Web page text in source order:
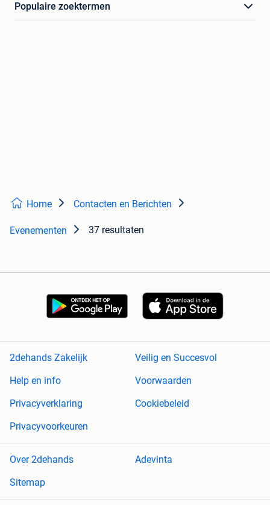
Populaire zoektermen
Home Contacten en Berichten
Evenementen 37 resultaten
2dehands Zakelijk
Veilig en Succesvol
Help en info
Voorwaarden
Privacyverklaring
Cookiebeleid
Privacyvoorkeuren
Over 2dehands
Adevinta
Sitemap